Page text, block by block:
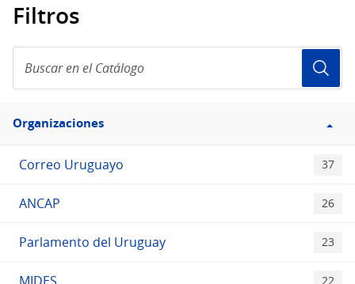
Filtros
en
el
Filtro
Organizaciones
Organizaciones
Correo Uruguayo 37
ANCAP 26
Parlamento del Uruguay 23